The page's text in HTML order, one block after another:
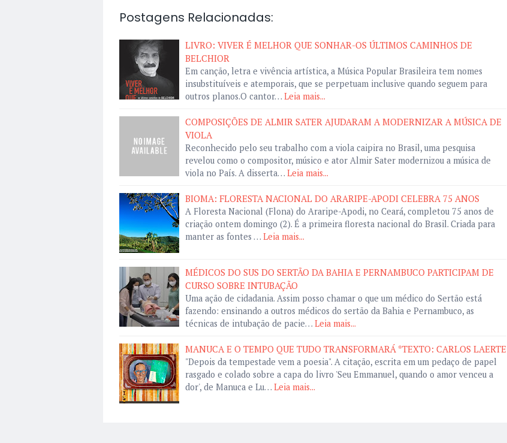
Postagens Relacionadas:
LIVRO: VIVER É MELHOR QUE SONHAR-OS ÚLTIMOS CAMINHOS DE
BELCHIOR
Em canção, letra e vivência artística, a Música Popular Brasileira tem nomes
insubstituíveis e atemporais, que se perpetuam inclusive quando seguem para
outros planos.O cantor… Leia mais...
COMPOSIÇÕES DE ALMIR SATER AJUDARAM A MODERNIZAR A MÚSICA DE
VIOLA
Reconhecido pelo seu trabalho com a viola caipira no Brasil, uma pesquisa
revelou como o compositor, músico e ator Almir Sater modernizou a música de
viola no País. A disserta… Leia mais...
BIOMA: FLORESTA NACIONAL DO ARARIPE-APODI CELEBRA 75 ANOS
A Floresta Nacional (Flona) do Araripe-Apodi, no Ceará, completou 75 anos de
criação ontem domingo (2). É a primeira floresta nacional do Brasil. Criada para
manter as fontes … Leia mais...
MÉDICOS DO SUS DO SERTÃO DA BAHIA E PERNAMBUCO PARTICIPAM DE
CURSO SOBRE INTUBAÇÃO
Uma ação de cidadania. Assim posso chamar o que um médico do Sertão está
fazendo: ensinando a outros médicos do sertão da Bahia e Pernambuco, as
técnicas de intubação de pacie… Leia mais...
MANUCA E O TEMPO QUE TUDO TRANSFORMARÁ *TEXTO: CARLOS LAERTE
"Depois da tempestade vem a poesia". A citação, escrita em um pedaço de papel
rasgado e colado sobre a capa do livro 'Seu Emmanuel, quando o amor venceu a
dor', de Manuca e Lu… Leia mais...